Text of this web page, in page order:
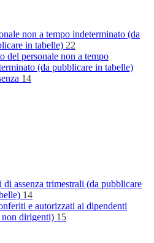
non a tempo indeterminato (da
in tabelle) 22
del personale non a tempo
(da pubblicare in tabelle)
14
di assenza trimestrali (da pubblicare
14
e autorizzati ai dipendenti
dirigenti) 15